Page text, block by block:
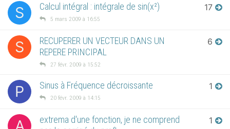
S Calcul intégral : intégrale de sin(x²)
5 mars 2009 à 16:55
17
S
RECUPERER UN VECTEUR DANS UN
REPERE PRINCIPAL
27 févr. 2009 à 15:52
6
P Sinus à Fréquence décroissante
20 févr. 2009 à 14:15
1
extrema d'une fonction, je ne comprend
1